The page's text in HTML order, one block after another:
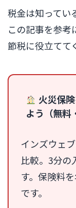
税金は知ってい
この記事を参考
節税に役立てて
火災保
よう（無料
インズウェ
比較。3分の
す。保険料
です。